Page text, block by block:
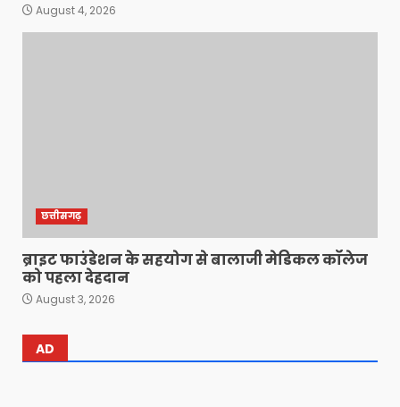
August 4, 2026
छत्तीसगढ़
ब्राइट फाउंडेशन के सहयोग से बालाजी मेडिकल कॉलेज
को पहला देहदान
August 3, 2026
AD